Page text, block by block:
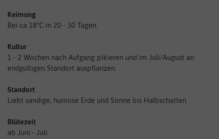
Keimung
Bei ca 18°C in 20 - 30 Tagen.
Kultur
1 - 2 Wochen nach Aufgang pikieren und im Juli/August an
endgültigen Standort auspflanzen.
Standort
Liebt sandige, humose Erde und Sonne bis Halbschatten.
Blütezeit
ab Juni - Juli